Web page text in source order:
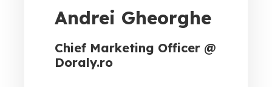
Andrei Gheorghe
Chief Marketing Officer @
Doraly.ro